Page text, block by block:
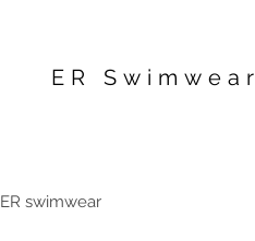
ER Swimwear
ER swimwear